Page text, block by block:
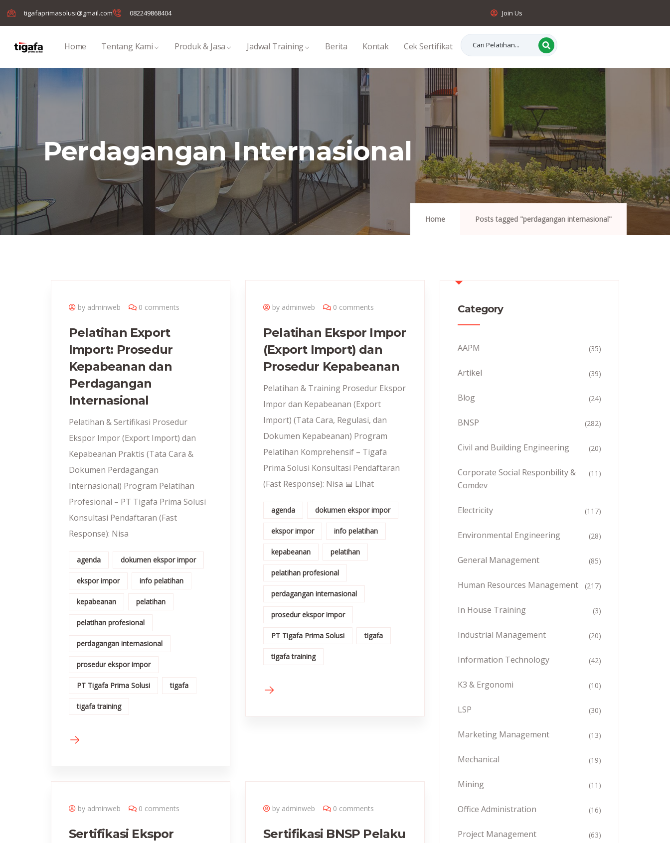
tigafaprimasolusi@gmail.com 082249868404 Join Us
Home Tentang Kami Produk & Jasa Jadwal Training Berita Kontak Cek Sertifikat
Perdagangan Internasional
Home Posts tagged "perdagangan internasional"
by adminweb 0 comments
Pelatihan Export
Import: Prosedur
Kepabeanan dan
Perdagangan
Internasional
Pelatihan & Sertifikasi Prosedur
Ekspor Impor (Export Import) dan
Kepabeanan Praktis (Tata Cara &
Dokumen Perdagangan
Internasional) Program Pelatihan
Profesional – PT Tigafa Prima Solusi
Konsultasi Pendaftaran (Fast
Response): Nisa
agenda dokumen ekspor impor
ekspor impor info pelatihan
kepabeanan pelatihan
pelatihan profesional
perdagangan internasional
prosedur ekspor impor
PT Tigafa Prima Solusi tigafa
tigafa training
by adminweb 0 comments
Pelatihan Ekspor Impor
(Export Import) dan
Prosedur Kepabeanan
Pelatihan & Training Prosedur Ekspor
Impor dan Kepabeanan (Export
Import) (Tata Cara, Regulasi, dan
Dokumen Kepabeanan) Program
Pelatihan Komprehensif – Tigafa
Prima Solusi Konsultasi Pendaftaran
(Fast Response): Nisa 📅 Lihat
agenda dokumen ekspor impor
ekspor impor info pelatihan
kepabeanan pelatihan
pelatihan profesional
perdagangan internasional
prosedur ekspor impor
PT Tigafa Prima Solusi tigafa
tigafa training
by adminweb 0 comments
Sertifikasi Ekspor
by adminweb 0 comments
Sertifikasi BNSP Pelaku
Category
AAPM (35)
Artikel (39)
Blog (24)
BNSP (282)
Civil and Building Engineering (20)
Corporate Social Responbility &
Comdev
(11)
Electricity (117)
Environmental Engineering (28)
General Management (85)
Human Resources Management (217)
In House Training (3)
Industrial Management (20)
Information Technology (42)
K3 & Ergonomi (10)
LSP (30)
Marketing Management (13)
Mechanical (19)
Mining (11)
Office Administration (16)
Project Management (63)